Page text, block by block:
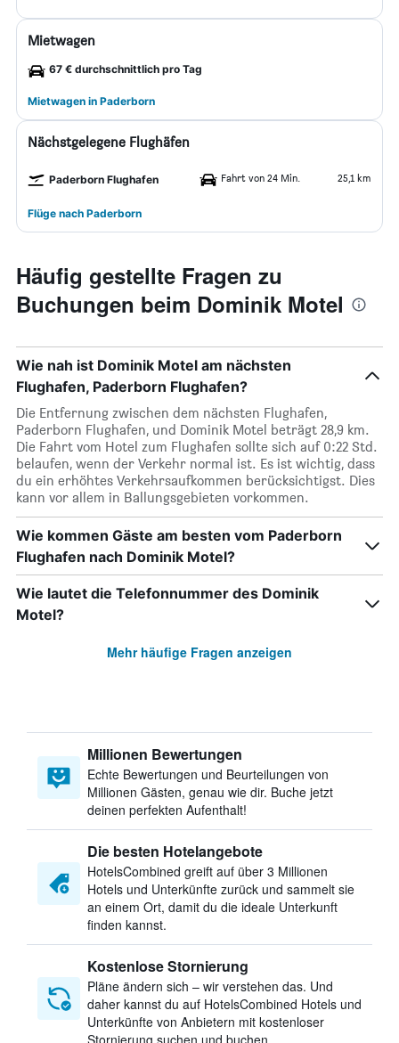
Mietwagen
67 € durchschnittlich pro Tag
Mietwagen in Paderborn
Nächstgelegene Flughäfen
Paderborn Flughafen Fahrt von 24 Min. 25,1 km
Flüge nach Paderborn
Häufig gestellte Fragen zu
Buchungen beim Dominik Motel
Wie nah ist Dominik Motel am nächsten
Flughafen, Paderborn Flughafen?
Die Entfernung zwischen dem nächsten Flughafen,
Paderborn Flughafen, und Dominik Motel beträgt 28,9 km.
Die Fahrt vom Hotel zum Flughafen sollte sich auf 0:22 Std.
belaufen, wenn der Verkehr normal ist. Es ist wichtig, dass
du ein erhöhtes Verkehrsaufkommen berücksichtigst. Dies
kann vor allem in Ballungsgebieten vorkommen.
Wie kommen Gäste am besten vom Paderborn
Flughafen nach Dominik Motel?
Wie lautet die Telefonnummer des Dominik
Motel?
Mehr häufige Fragen anzeigen
Millionen Bewertungen
Echte Bewertungen und Beurteilungen von
Millionen Gästen, genau wie dir. Buche jetzt
deinen perfekten Aufenthalt!
Die besten Hotelangebote
HotelsCombined greift auf über 3 Millionen
Hotels und Unterkünfte zurück und sammelt sie
an einem Ort, damit du die ideale Unterkunft
finden kannst.
Kostenlose Stornierung
Pläne ändern sich – wir verstehen das. Und
daher kannst du auf HotelsCombined Hotels und
Unterkünfte von Anbietern mit kostenloser
Stornierung suchen und buchen